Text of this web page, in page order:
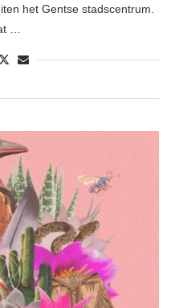
het Gentse stadscentrum.
…